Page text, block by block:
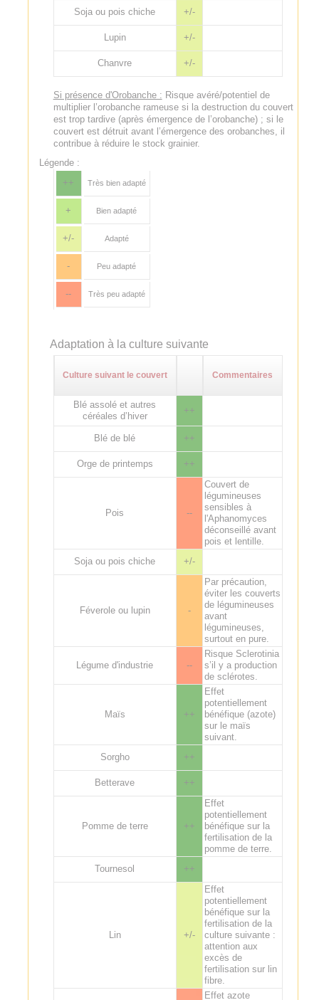
Soja ou pois chiche +/-
Lupin +/-
Chanvre +/-
Si présence d'Orobanche : Risque avéré/potentiel de
multiplier l’orobanche rameuse si la destruction du couvert
est trop tardive (après émergence de l’orobanche) ; si le
couvert est détruit avant l’émergence des orobanches, il
contribue à réduire le stock grainier.
Légende :
++
Très bien adapté
+ Bien adapté
+/- Adapté
- Peu adapté
-- Très peu adapté
Adaptation à la culture suivante
Culture suivant le couvert Commentaires
Blé assolé et autres
céréales d’hiver
++
Blé de blé ++
Orge de printemps ++
Pois --
Couvert de
légumineuses
sensibles à
l'Aphanomyces
déconseillé avant
pois et lentille.
Soja ou pois chiche
+/-
Féverole ou lupin -
Par précaution,
éviter les couverts
de légumineuses
avant
légumineuses,
surtout en pure.
Légume d'industrie --
Risque Sclerotinia
s’il y a production
de sclérotes.
Maïs ++
Effet
potentiellement
bénéfique (azote)
sur le maïs
suivant.
Sorgho
++
Betterave ++
Pomme de terre ++
Effet
potentiellement
bénéfique sur la
fertilisation de la
pomme de terre.
Tournesol
++
Lin +/-
Effet
potentiellement
bénéfique sur la
fertilisation de la
culture suivante :
attention aux
excès de
fertilisation sur lin
fibre.
Effet azote